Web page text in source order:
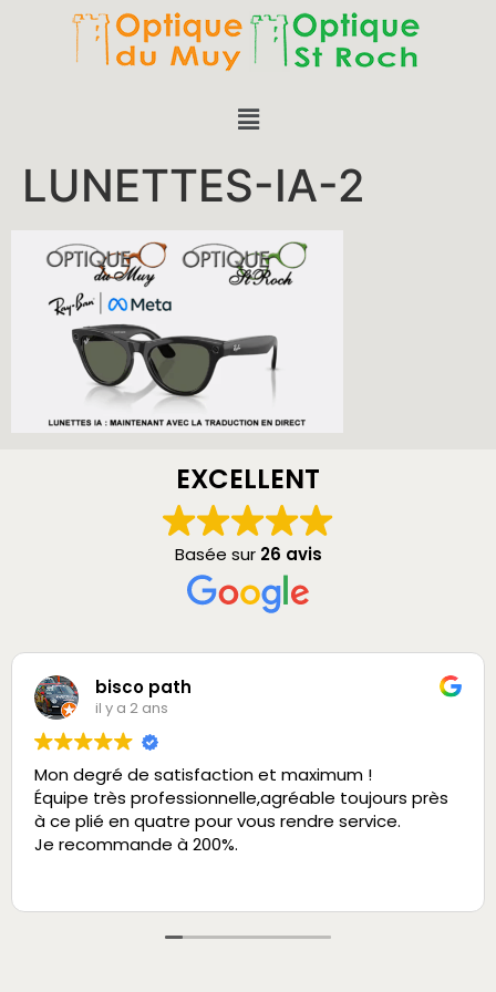
LUNETTES-IA-2
EXCELLENT
Basée sur 26 avis
bisco path
il y a 2 ans
Mon degré de satisfaction et maximum !
Équipe très professionnelle,agréable toujours près
à ce plié en quatre pour vous rendre service.
Je recommande à 200%.